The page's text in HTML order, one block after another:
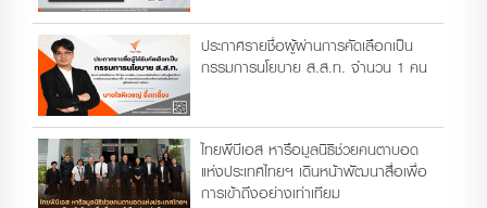
ประกาศรายชื่อผู้ผ่านการคัดเลือกเป็น
กรรมการนโยบาย ส.ส.ท. จำนวน 1 คน
ไทยพีบีเอส หารือมูลนิธิช่วยคนตาบอด
แห่งประเทศไทยฯ เดินหน้าพัฒนาสื่อเพื่อ
การเข้าถึงอย่างเท่าเทียม